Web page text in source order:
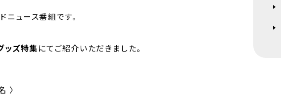
ュース番組です。
ッズ特集にてご紹介いただきました。
〉